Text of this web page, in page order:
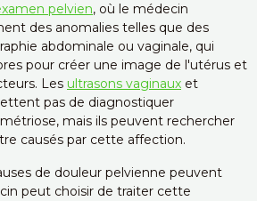
pelvien, où le médecin
des anomalies telles que des
abdominale ou vaginale, qui
pour créer une image de l'utérus et
Les ultrasons vaginaux et
pas de diagnostiquer
mais ils peuvent rechercher
causés par cette affection.
de douleur pelvienne peuvent
peut choisir de traiter cette